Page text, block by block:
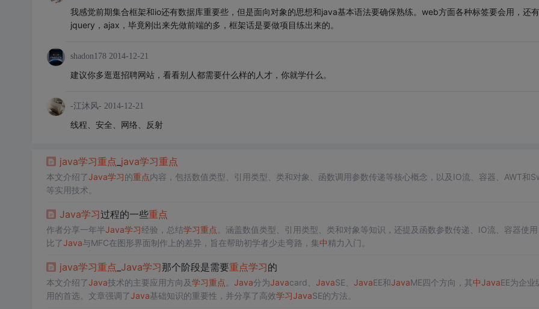
我感觉前期集合框架和io还有数据库重要些，但是面向对象的思想和java基本语法要确保熟练。web方面各种标签要会用，还有
jquery，ajax，毕竟刚出来先做前端的多，框架话是要做项目练出来的。
shadon178 2014-12-21
建议你多逛逛招聘网站，看看别人都需要什么样的人才，你就学什么。
-江沐风- 2014-12-21
线程、安全、网络、反射
java学习重点 java学习重点
本文介绍了Java学习的重点内容，包括数值类型、引用类型、类和对象、函数调用参数传递等核心概念，以及IO流、容器、AWT和
等实用技术。
Java学习过程的一些重点
作者分享一年半Java学习经验，总结学习重点 。涵盖数值类型、引用类型、类和对象等知识，还提及函数参数传递、IO流、容器使
比了Java与MFC在图形界面制作上的差异，旨在帮助初学者少走弯路，集 中精力入门。
java学习重点 Java学习那个阶段是需要重点学习的
本文介绍了Java技术的主要应用方向及学习重点 Java分为Javacard、 JavaSE、 JavaEE和JavaME四个方向，其中JavaEE为企业
用的首选。文章强调了Java基础知识的重要性，并分享了高效学习JavaSE的方法。